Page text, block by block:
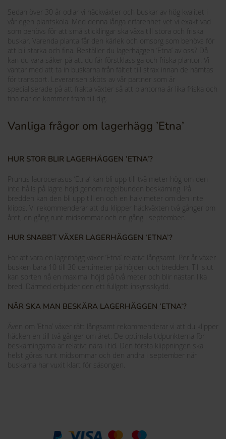
Sedan över 30 år odlar vi häckväxter och buskar av hög kvalitet i
vår egen plantskola. Med denna långa erfarenhet vet vi exakt vad
som behövs för att små sticklingar ska växa till stora och friska
buskar. Varenda planta får den kärlek och omsorg som behövs för
att bli starka och fina. Beställer du lagerhäggen ’Etna’ av oss? Då
kan du vara säker på att du får förstklassiga och friska plantor. Vi
väntar med att ta in buskarna från fältet till strax innan de hämtas
för transport. Leveransen sköts av vår partner som är
specialiserade på att frakta växter så att plantorna är lika friska och
fina när de kommer fram till dig.
Vanliga frågor om lagerhägg ’Etna’
HUR STOR BLIR LAGERHÄGGEN ’ETNA’?
Prunus laurocerasus ’Etna’ kan bli upp till två meter hög om den
inte hålls på lägre höjd genom regelbunden beskärning. På
bredden kan den bli upp till en och en halv meter om den inte
klipps. Vi rekommenderar att du klipper häckväxten två gånger om
året, en gång runt midsommar och en gång i september.
HUR SNABBT VÄXER LAGERHÄGGEN ’ETNA’?
För att vara en lagerhägg växer ’Etna’ relativt långsamt. Per år växer
busken bara 10 till 30 centimeter på höjden och bredden. Till slut
kan sorten nå en maximal höjd på två meter och blir nästan lika
bred. Därmed erbjuder den ett fullgott insynsskydd.
NÄR SKA MAN BESKÄRA LAGERHÄGGEN ’ETNA’?
Även om ’Etna’ växer rätt långsamt rekommenderar vi att du klipper
häcken en till två gånger om året. De optimala tidpunkterna för
beskärningarna är relativt nära i tid. Den första klippningen ska
helst göras runt midsommar och den andra i september när
buskarna har vuxit klart för säsongen.